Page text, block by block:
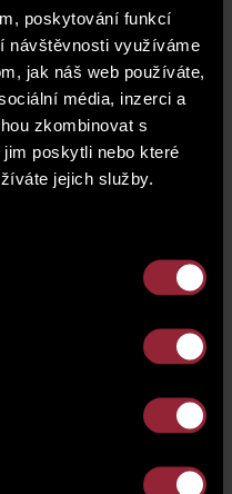
poskytování funkcí
návštěvnosti využíváme
jak náš web používáte,
média, inzerci a
zkombinovat s
poskytli nebo které
jejich služby.